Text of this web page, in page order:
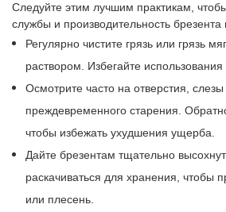
Следуйте этим лучшим практикам,
службы и производительность брезента
Регулярно чистите грязь или грязь
раствором. Избегайте
Осмотрите часто на отверстия,
преждевременного старения.
чтобы избежать ухудшения ущерба.
Дайте брезентам тщательно
раскачиваться для хранения, чтобы
или плесень.